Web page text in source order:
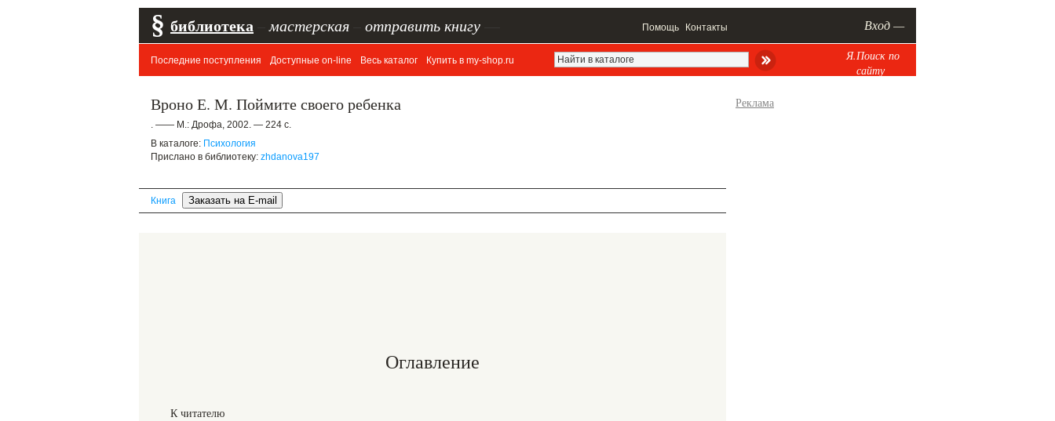
§ библиотека мастерская отправить книгу Помощь Контакты Вход —
Последние поступления Доступные on-line Весь каталог Купить в my-shop.ru
Я.Поиск по
сайту
Вроно Е. М. Поймите своего ребенка
. —— М.: Дрофа, 2002. — 224 с.
В каталоге: Психология
Прислано в библиотеку: zhdanova197
Книга
Оглавление
К читателю
Реклама